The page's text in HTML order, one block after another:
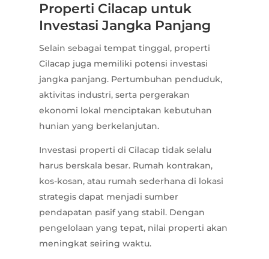
Properti Cilacap untuk
Investasi Jangka Panjang
Selain sebagai tempat tinggal, properti
Cilacap juga memiliki potensi investasi
jangka panjang. Pertumbuhan penduduk,
aktivitas industri, serta pergerakan
ekonomi lokal menciptakan kebutuhan
hunian yang berkelanjutan.
Investasi properti di Cilacap tidak selalu
harus berskala besar. Rumah kontrakan,
kos-kosan, atau rumah sederhana di lokasi
strategis dapat menjadi sumber
pendapatan pasif yang stabil. Dengan
pengelolaan yang tepat, nilai properti akan
meningkat seiring waktu.